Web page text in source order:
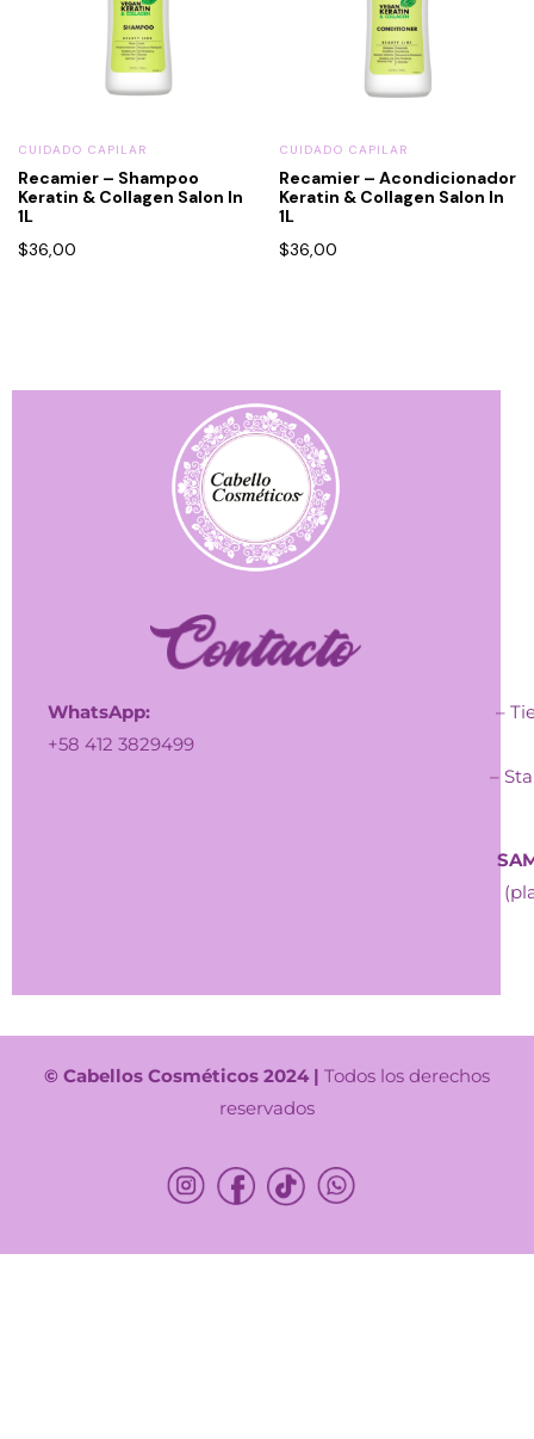
CUIDADO CAPILAR
Recamier – Shampoo
Keratin & Collagen Salon In
1L
$36,00
CUIDADO CAPILAR
Recamier – Acondicionador
Keratin & Collagen Salon In
1L
$36,00
WhatsApp:
+58 412 3829499
–
–
© Cabellos Cosméticos 2024 | Todos los derechos
reservados